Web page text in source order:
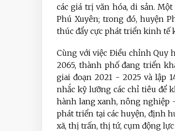
các giá trị văn hóa, di sản.
Phú Xuyên; trong đó, huyện
thúc đẩy cực phát triển kinh tế
Cùng với việc Điều chỉnh Quy
2065, thành phố đang triển
giai đoạn 2021 - 2025 và lập
nhắc kỹ lưỡng các chỉ tiêu để
hành lang xanh, nông nghiệp
phát triển tại các huyện, định
xã, thị trấn, thị tứ, cụm động